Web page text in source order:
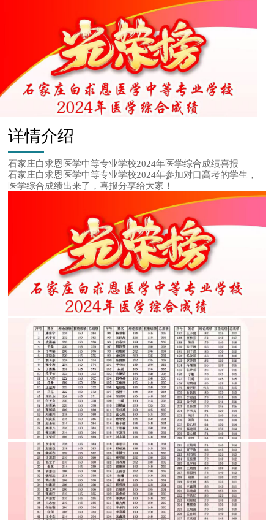
详情介绍
石家庄白求恩医学中等专业学校2024年医学综合成绩喜报
石家庄白求恩医学中等专业学校2024年参加对口高考的学生，
医学综合成绩出来了，喜报分享给大家！